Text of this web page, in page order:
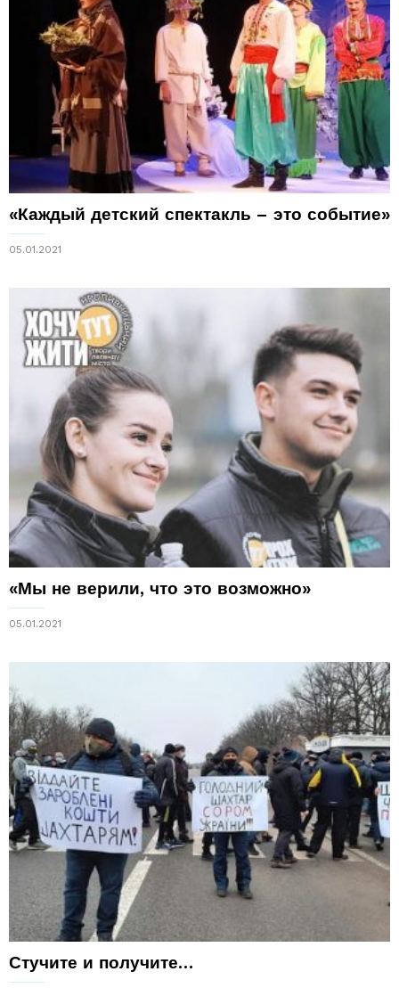
«Каждый детский спектакль – это событие»
05.01.2021
«Мы не верили, что это возможно»
05.01.2021
Стучите и получите…